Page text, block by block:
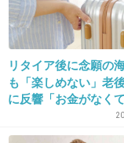
24. 匿名 2014/11/07(金) 21:31:22
生き方云々は抜かして紗
リタイア後に念願の
も「楽しめない」老
に反響「お金がなく
うちに？」50代以上
声